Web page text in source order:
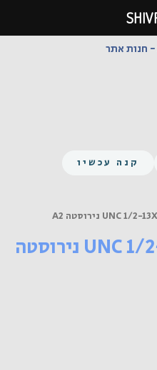
חנות אתר
קנה עכשיו
משושה UNC 1/2-13X1-1/4 נירוסטה